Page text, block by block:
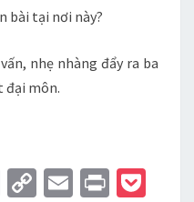
bài tại nơi này?
nhẹ nhàng đẩy ra ba
đại môn.
T
C
E
Pr